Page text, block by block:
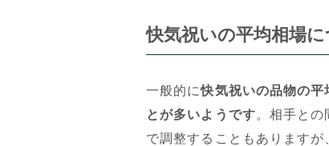
快気祝いの平均相場
一般的に快気祝いの品物の平
とが多いようです。相手と
で調整することもあります